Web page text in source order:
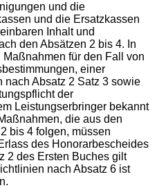
und die
und die Ersatzkassen
Inhalt und
den Absätzen 2 bis 4. In
für den Fall von
einer
nach Absatz 2 Satz 3 sowie
der
Leistungserbringer bekannt
die aus den
bis 4 folgen, müssen
des Honorarbescheides
2 des Ersten Buches gilt
nach Absatz 6 ist